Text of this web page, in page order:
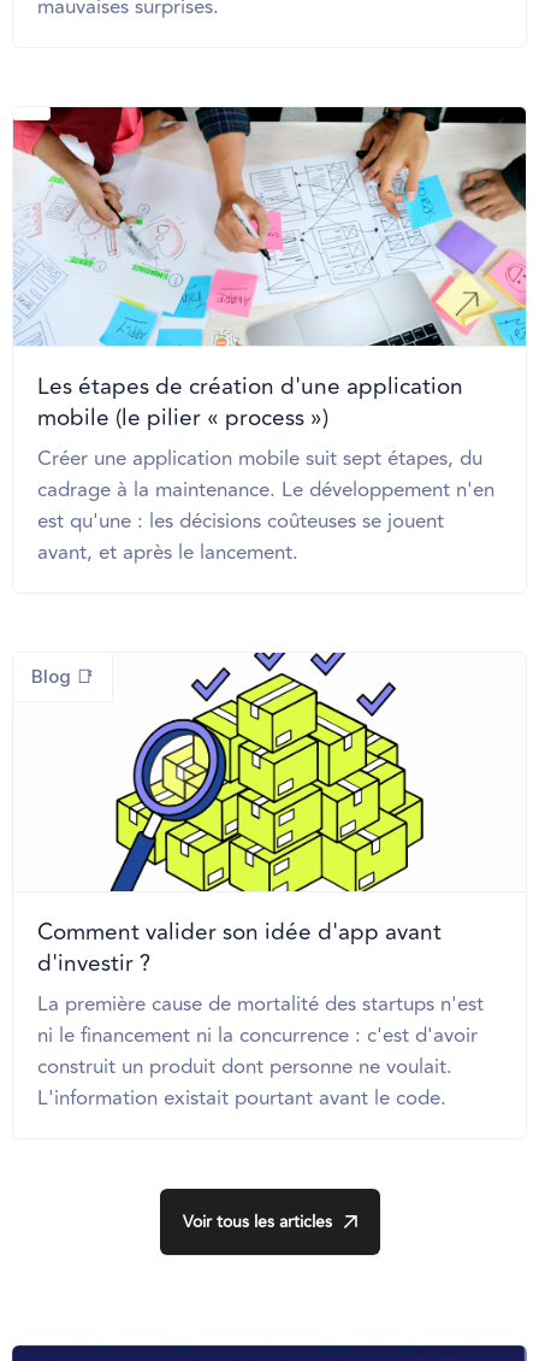
mauvaises surprises.
Les étapes de création d'une application
mobile (le pilier « process »)
Créer une application mobile suit sept étapes, du
cadrage à la maintenance. Le développement n'en
est qu'une : les décisions coûteuses se jouent
avant, et après le lancement.
Blog 📑
Comment valider son idée d'app avant
d'investir ?
La première cause de mortalité des startups n'est
ni le financement ni la concurrence : c'est d'avoir
construit un produit dont personne ne voulait.
L'information existait pourtant avant le code.
Voir tous les articles